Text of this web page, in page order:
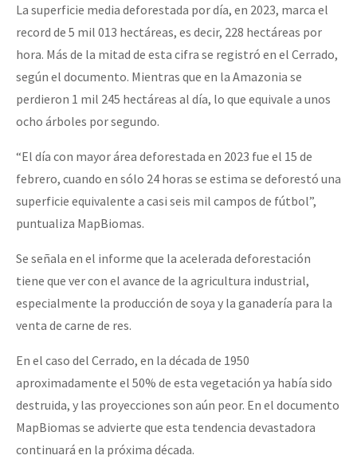
la naturaleza bajo asedio)
Libros para descargar
Medios Libres
COVID-19
Contacto
La superficie media deforestada por día, en 2023, marca el
record de 5 mil 013 hectáreas, es decir, 228 hectáreas por
hora. Más de la mitad de esta cifra se registró en el Cerrado,
según el documento. Mientras que en la Amazonia se
perdieron 1 mil 245 hectáreas al día, lo que equivale a unos
ocho árboles por segundo.
“El día con mayor área deforestada en 2023 fue el 15 de
febrero, cuando en sólo 24 horas se estima se deforestó una
superficie equivalente a casi seis mil campos de fútbol”,
puntualiza MapBiomas.
Se señala en el informe que la acelerada deforestación
tiene que ver con el avance de la agricultura industrial,
especialmente la producción de soya y la ganadería para la
venta de carne de res.
En el caso del Cerrado, en la década de 1950
aproximadamente el 50% de esta vegetación ya había sido
destruida, y las proyecciones son aún peor. En el documento
MapBiomas se advierte que esta tendencia devastadora
continuará en la próxima década.